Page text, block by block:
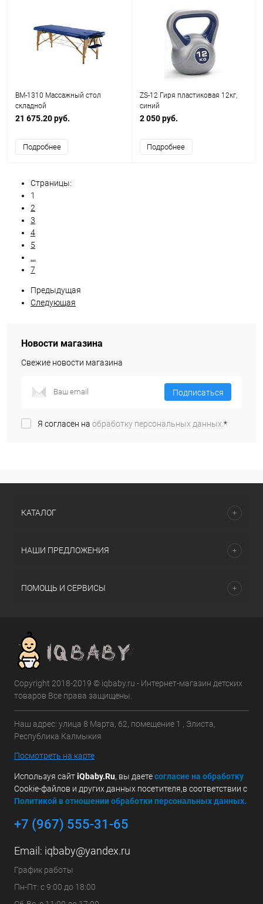
BM-1310 Массажный стол
складной
21 675.20 руб.
Подробнее
ZS-12 Гиря пластиковая 12кг,
синий
2 050 руб.
Подробнее
Страницы:
1
2
3
4
5
7
Предыдущая
Следующая
Новости магазина
Свежие новости магазина
Подписаться
Я согласен на обработку персональных данных.*
КАТАЛОГ
НАШИ ПРЕДЛОЖЕНИЯ
ПОМОЩЬ И СЕРВИСЫ
Copyright 2018-2019 © iqbaby.ru - Интернет-магазин детских
товаров Все права защищены.
Наш адрес: улица 8 Марта, 62, помещение 1 , Элиста,
Республика Калмыкия
Посмотреть на карте
Используя сайтiQbaby.Ru, вы даетесогласие на обработку
Cookie-файлов и других данных посетителя,в соответствии с
Политикой в отношении обработки персональных данных.
+7 (967) 555-31-65
Email: iqbaby@yandex.ru
График работы
Пн-Пт: с 9:00 до 18:00